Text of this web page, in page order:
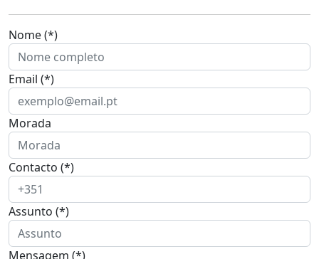
Nome (*)
Email (*)
Morada
Contacto (*)
Assunto (*)
Mensagem (*)